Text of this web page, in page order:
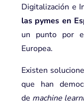
Digitalización e
las pymes en
un punto por
Europea.
Existen
que han
de machine